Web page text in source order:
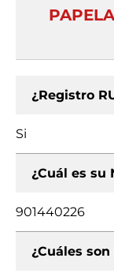
¿Registro
Si
¿Cuál es su
901440226
¿Cuáles